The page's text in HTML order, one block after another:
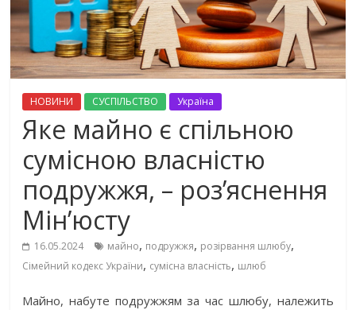
НОВИНИ СУСПІЛЬСТВО Україна
Яке майно є спільною
сумісною власністю
подружжя, – роз’яснення
Мін’юсту
16.05.2024 майно, подружжя, розірвання шлюбу,
Сімейний кодекс України, сумісна власність, шлюб
Майно, набуте подружжям за час шлюбу, належить